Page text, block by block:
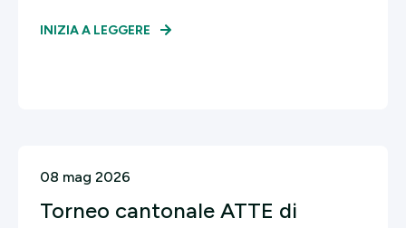
INIZIA A LEGGERE
08 mag 2026
Torneo cantonale ATTE di